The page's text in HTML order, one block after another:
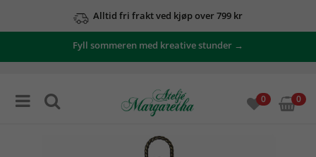
Alltid fri frakt ved kjøp over 799 kr
Fyll sommeren med kreative stunder →
0 0